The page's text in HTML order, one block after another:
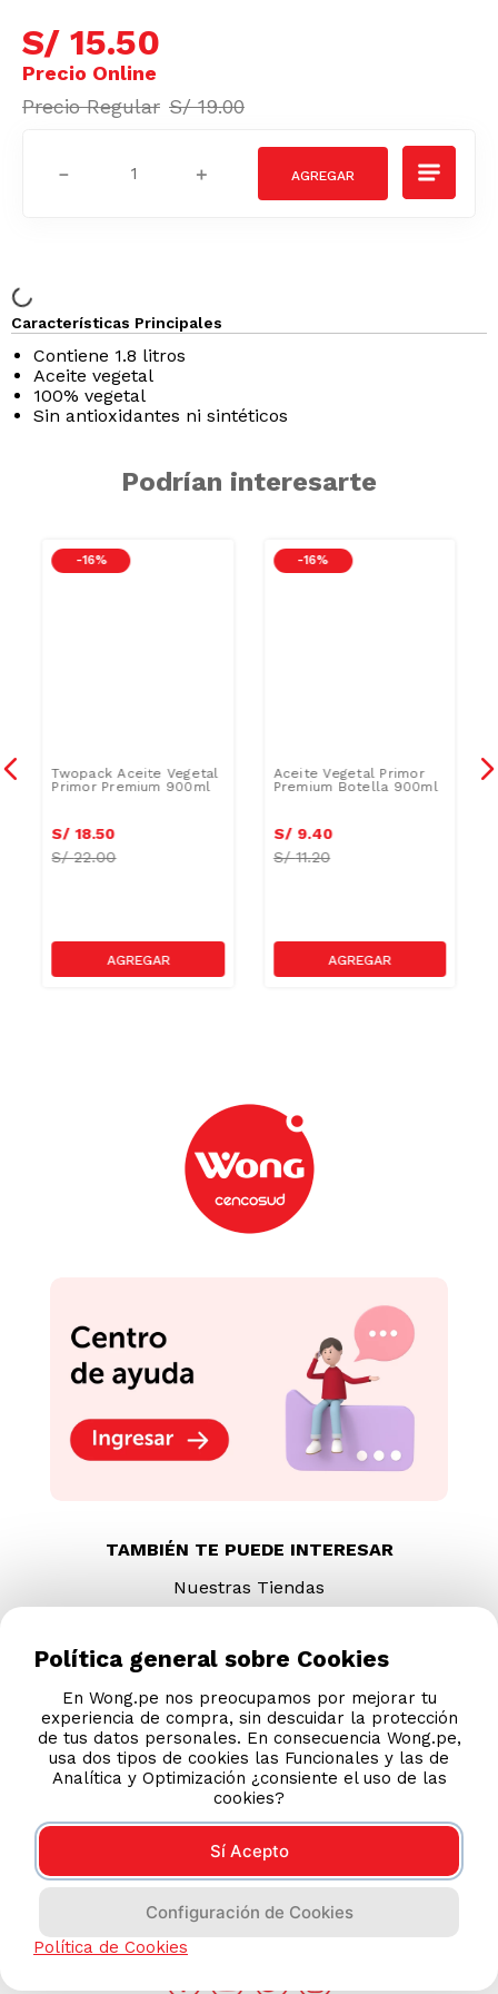
S/ 15.50
S/ 19.00
＋
－
Características Principales
Contiene 1.8 litros
Aceite vegetal
100% vegetal
Sin antioxidantes ni sintéticos
Podrían interesarte
-16 % -16 %
TAMBIÉN TE PUEDE INTERESAR
Nuestras Tiendas
Teléfonos
Políticas de Privacidad
Términos y Condiciones
Legales
Código de Ética
AYUDA CALLCENTER
(511) 613-8888
Política general sobre Cookies
En Wong.pe nos preocupamos por mejorar tu
experiencia de compra, sin descuidar la protección
de tus datos personales. En consecuencia Wong.pe,
usa dos tipos de cookies las Funcionales y las de
Analítica y Optimización ¿consiente el uso de las
cookies?
Sí Acepto
Configuración de Cookies
Política de Cookies